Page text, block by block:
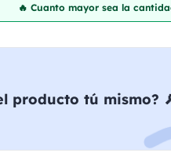
🔥 Cuanto mayor sea la
producto tú mismo?